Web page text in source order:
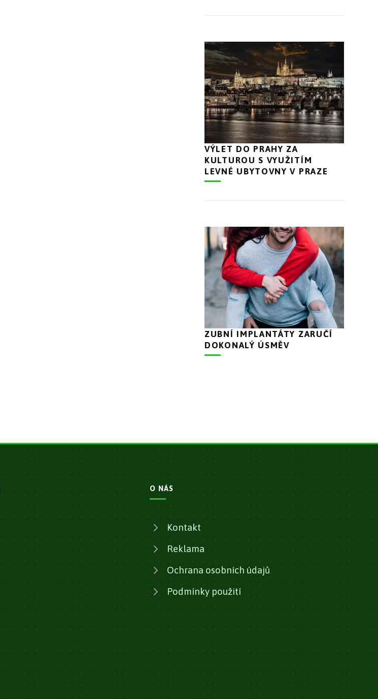
VÝLET DO PRAHY ZA
KULTUROU S VYUŽITÍM
LEVNÉ UBYTOVNY V PRAZE
ZUBNÍ IMPLANTÁTY ZARUČÍ
DOKONALÝ ÚSMĚV
O NÁS
Kontakt
Reklama
Ochrana osobních údajů
Podmínky použití